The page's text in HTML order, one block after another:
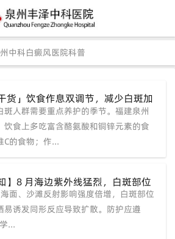
中科白癜风医院科普
货」饮食作息双调节，减少白斑加
科白癜风医院为福建白斑群体科普
斑人群需要重点养护的季节。福建泉州
饮食上多吃富含酪氨酸和铜锌元素的食
C的食物；作...
】8 月海边紫外线猛烈，白斑部位
建泉州中科白癜风医院科普出游白
面、沙滩反射影响强度倍增，白斑部位
易诱发同形反应导致扩散。防护应遵
...